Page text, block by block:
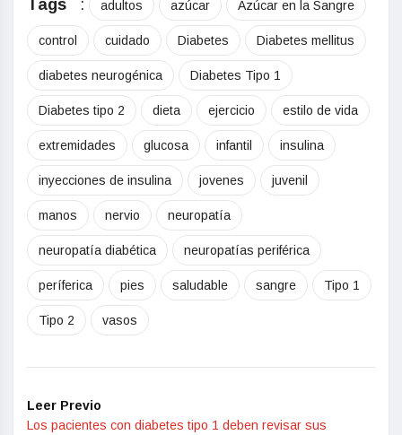
Tags : adultos azúcar Azúcar en la Sangre
control cuidado Diabetes Diabetes mellitus
diabetes neurogénica Diabetes Tipo 1
Diabetes tipo 2 dieta ejercicio estilo de vida
extremidades glucosa infantil insulina
inyecciones de insulina jovenes juvenil
manos nervio neuropatía
neuropatía diabética neuropatías periférica
períferica pies saludable sangre Tipo 1
Tipo 2 vasos
Leer Previo
Los pacientes con diabetes tipo 1 deben revisar sus